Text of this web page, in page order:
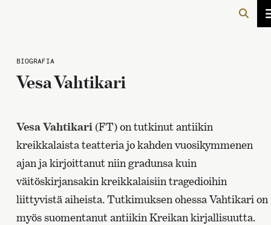
BIOGRAFIA
Vesa Vahtikari
Vesa Vahtikari (FT) on tutkinut antiikin
kreikkalaista teatteria jo kahden vuosikymmenen
ajan ja kirjoittanut niin gradunsa kuin
väitöskirjansakin kreikkalaisiin tragedioihin
liittyvistä aiheista. Tutkimuksen ohessa Vahtikari on
myös suomentanut antiikin Kreikan kirjallisuutta.